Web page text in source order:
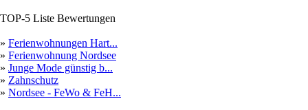
TOP-5 Liste Bewertungen
» Ferienwohnungen Hart...
» Ferienwohnung Nordsee
» Junge Mode günstig b...
» Zahnschutz
» Nordsee - FeWo & FeH...